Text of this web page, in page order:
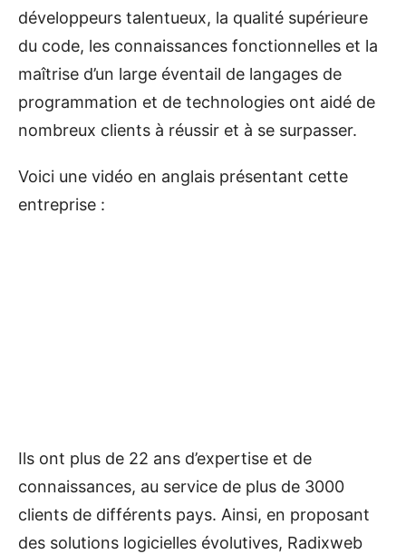
développeurs talentueux, la qualité supérieure
du code, les connaissances fonctionnelles et la
maîtrise d’un large éventail de langages de
programmation et de technologies ont aidé de
nombreux clients à réussir et à se surpasser.
Voici une vidéo en anglais présentant cette
entreprise :
Ils ont plus de 22 ans d’expertise et de
connaissances, au service de plus de 3000
clients de différents pays. Ainsi, en proposant
des solutions logicielles évolutives, Radixweb